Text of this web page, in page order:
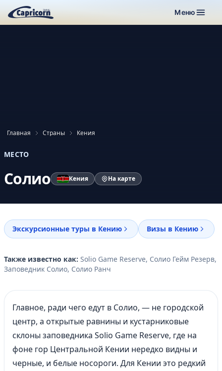
Меню
Главная Страны Кения
МЕСТО
Солио Кения На карте
Экскурсионные туры в Кению Визы в Кению
Также известно как: Solio Game Reserve, Солио Гейм Резерв,
Заповедник Солио, Солио Ранч
Главное, ради чего едут в Солио, — не городской
центр, а открытые равнины и кустарниковые
склоны заповедника Solio Game Reserve, где на
фоне гор Центральной Кении нередко видны и
черные, и белые носороги. Для Кении это редкий